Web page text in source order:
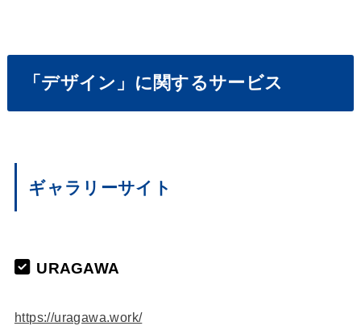
「デザイン」に関するサービス
ギャラリーサイト
URAGAWA
https://uragawa.work/